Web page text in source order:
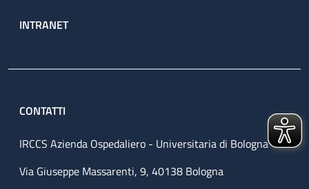
INTRANET
CONTATTI
IRCCS Azienda Ospedaliero - Universitaria di Bologna
Via Giuseppe Massarenti, 9, 40138 Bologna